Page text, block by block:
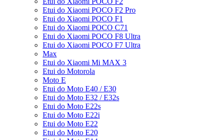
Etui do Xiaomi POCO F2 Pro
Etui do Xiaomi POCO F1
Etui do Xiaomi POCO C71
Etui do Xiaomi POCO F8 Ultra
Etui do Xiaomi POCO F7 Ultra
Max
Etui do Xiaomi Mi MAX 3
Etui do Motorola
Moto E
Etui do Moto E40 / E30
Etui do Moto E32 / E32s
Etui do Moto E22s
Etui do Moto E22i
Etui do Moto E22
Etui do Moto E20